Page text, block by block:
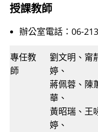
授課教師
辦公室電話：06-
專任教
師
劉文明、甯
婷、
蔣佩蓉、陳
華、
黃昭瑞、王
婷、